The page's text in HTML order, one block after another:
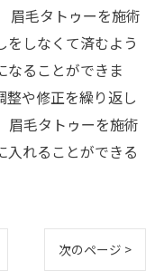
眉毛タトゥーを施術
をしなくて済むよう
なることができま
整や修正を繰り返し
眉毛タトゥーを施術
入れることができる
次のページ >